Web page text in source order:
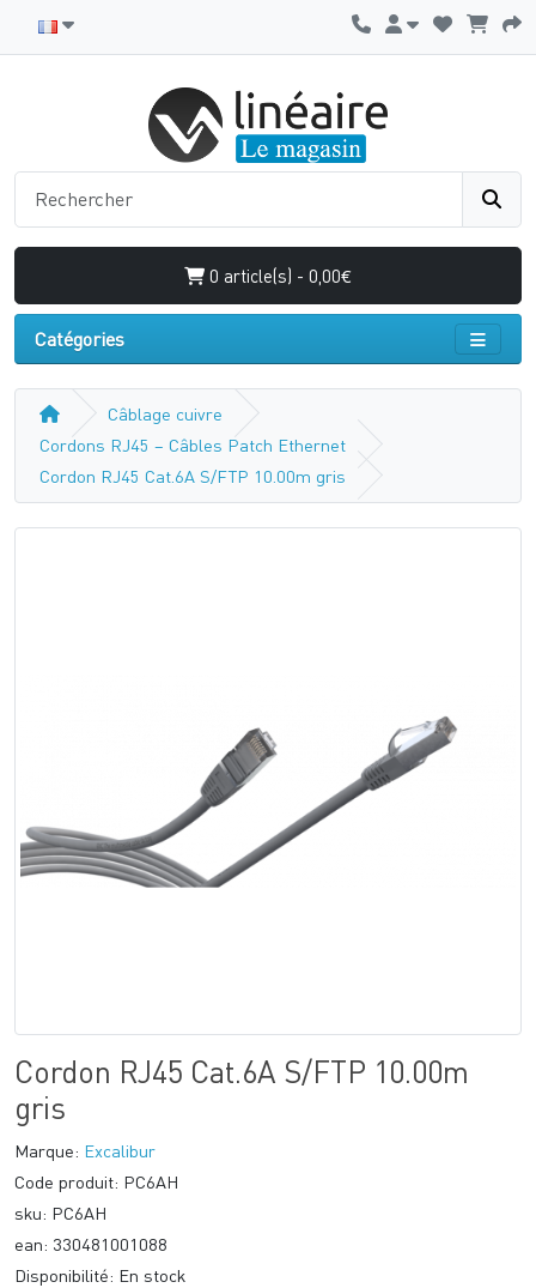
0 article(s) - 0,00€
Catégories
Câblage cuivre
Cordons RJ45 – Câbles Patch Ethernet
Cordon RJ45 Cat.6A S/FTP 10.00m gris
Cordon RJ45 Cat.6A S/FTP 10.00m
gris
Marque: Excalibur
Code produit: PC6AH
sku: PC6AH
ean: 330481001088
Disponibilité: En stock